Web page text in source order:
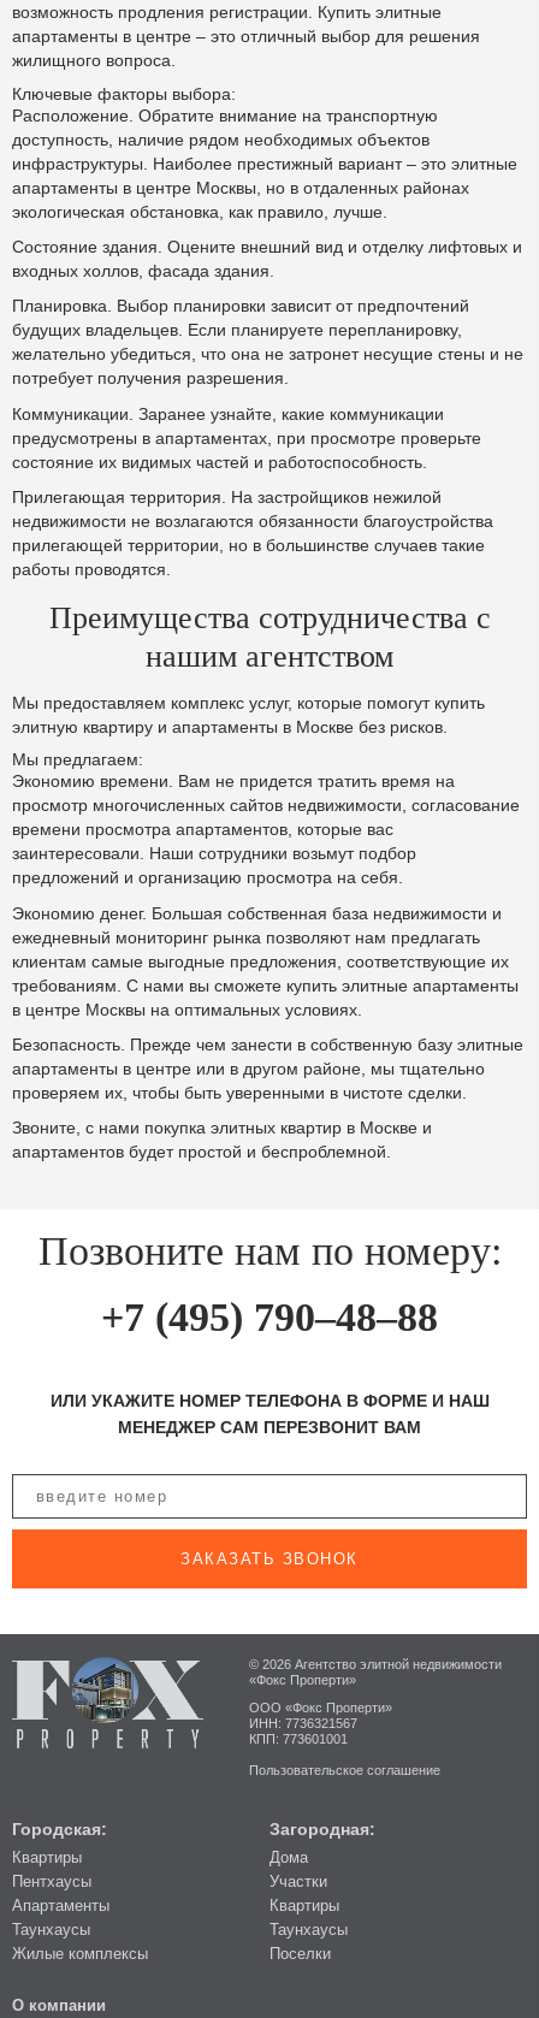
возможность продления регистрации. Купить элитные
апартаменты в центре – это отличный выбор для решения
жилищного вопроса.
Ключевые факторы выбора:
Расположение. Обратите внимание на транспортную
доступность, наличие рядом необходимых объектов
инфраструктуры. Наиболее престижный вариант – это элитные
апартаменты в центре Москвы, но в отдаленных районах
экологическая обстановка, как правило, лучше.
Состояние здания. Оцените внешний вид и отделку лифтовых и
входных холлов, фасада здания.
Планировка. Выбор планировки зависит от предпочтений
будущих владельцев. Если планируете перепланировку,
желательно убедиться, что она не затронет несущие стены и не
потребует получения разрешения.
Коммуникации. Заранее узнайте, какие коммуникации
предусмотрены в апартаментах, при просмотре проверьте
состояние их видимых частей и работоспособность.
Прилегающая территория. На застройщиков нежилой
недвижимости не возлагаются обязанности благоустройства
прилегающей территории, но в большинстве случаев такие
работы проводятся.
Преимущества сотрудничества с
нашим агентством
Мы предоставляем комплекс услуг, которые помогут купить
элитную квартиру и апартаменты в Москве без рисков.
Мы предлагаем:
Экономию времени. Вам не придется тратить время на
просмотр многочисленных сайтов недвижимости, согласование
времени просмотра апартаментов, которые вас
заинтересовали. Наши сотрудники возьмут подбор
предложений и организацию просмотра на себя.
Экономию денег. Большая собственная база недвижимости и
ежедневный мониторинг рынка позволяют нам предлагать
клиентам самые выгодные предложения, соответствующие их
требованиям. С нами вы сможете купить элитные апартаменты
в центре Москвы на оптимальных условиях.
Безопасность. Прежде чем занести в собственную базу элитные
апартаменты в центре или в другом районе, мы тщательно
проверяем их, чтобы быть уверенными в чистоте сделки.
Звоните, с нами покупка элитных квартир в Москве и
апартаментов будет простой и беспроблемной.
Позвоните нам по номеру:
+7 (495) 790–48–88
ИЛИ УКАЖИТЕ НОМЕР ТЕЛЕФОНА В ФОРМЕ И НАШ
МЕНЕДЖЕР САМ ПЕРЕЗВОНИТ ВАМ
ЗАКАЗАТЬ ЗВОНОК
© 2026 Агентство элитной недвижимости
«Фокс Проперти»
ООО «Фокс Проперти»
ИНН: 7736321567
КПП: 773601001
Пользовательское соглашение
Городская:
Квартиры
Пентхаусы
Апартаменты
Таунхаусы
Жилые комплексы
Загородная:
Дома
Участки
Квартиры
Таунхаусы
Поселки
О компании